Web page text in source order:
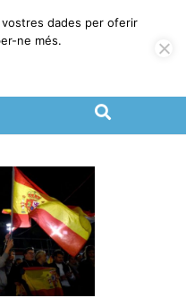
dades per oferir
ne més.